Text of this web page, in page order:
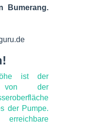
Bumerang.
ist der
von der
der Pumpe.